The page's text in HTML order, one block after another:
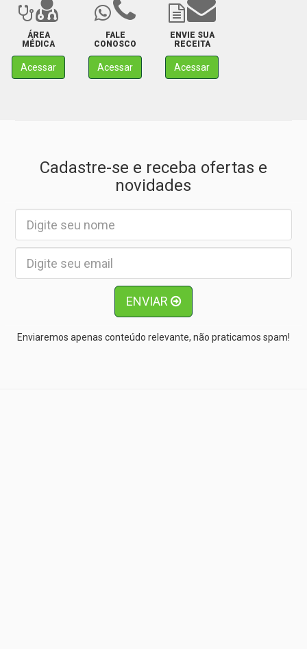
ÁREA
MÉDICA
Acessar
FALE
CONOSCO
Acessar
ENVIE SUA
RECEITA
Acessar
Cadastre-se e receba ofertas e
novidades
ENVIAR
Enviaremos apenas conteúdo relevante, não praticamos spam!